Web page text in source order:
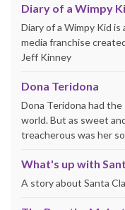
Diary of a Wimpy
Diary of a Wimpy Kid
media franchise
Jeff Kinney
Dona Teridona
Dona Teridona had
world. But as sweet
treacherous was her
What's up with
A story about Santa